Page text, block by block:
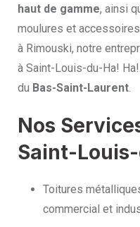
haut de gamme, ainsi
moulures et
à Rimouski, notre
à Saint-Louis-du-Ha!
du Bas-Saint-Laurent.
Nos
Saint-
Toitures
commercial et